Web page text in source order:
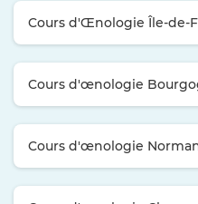
Cours d'Œnologie Île-de-
Cours d'œnologie
Cours d'œnologie